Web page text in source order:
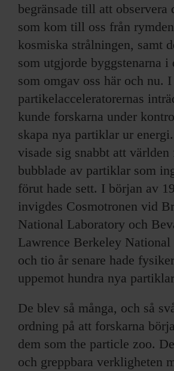
begränsade till att observera
som kom till oss från
kosmiska strålningen, samt
som utgjorde byggstenarna i
som omgav oss här och nu.
partikelacceleratorernas
kunde forskarna under
skapa nya partiklar ur
visade sig snabbt att
bubblade av partiklar som
förut hade sett. I början av
invigdes Cosmotronen vid
National Laboratory och
Lawrence Berkeley National
och tio år senare hade
uppemot hundra nya
De blev så många, och så
ordning på att forskarna
dem som the particle zoo.
och greppbara verkligheten